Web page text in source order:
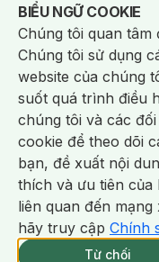
NowFree 2H
Chăm Sóc Cá Nhân
Chống Muỗi /Khẩu Trang /Máy
Sản Phẩm Chăm Sóc Khác /Bàn
Hỗ Trợ Trắng Răng/Kem Đánh
Tăm / Chỉ Nha Khoa/ Xịt Thơm
Khăn Ướt Vệ Sinh Vùng Kín/
Máy Cạo Râu
Vấn Đề Về Da
Da Dầu / Lỗ Chân Lông To/ Da
Da Nhạy Cảm / Kích Ứng
Da Xỉn
Quầng Thâm & Bọng Mắt /Sẹo /
Dụng Cụ / Phụ Kiện Chăm Sóc Da
Bông Tẩy Trang
Khăn Lau Mặt
Dụng Cụ Chăm Sóc Khác
BIỂU NGỮ COOKIE
Notice about cookies
Chúng tôi quan tâm
Chúng tôi sử dụng
website của chúng
suốt quá trình điều
chúng tôi và các
cookie để theo dõi
bạn, đề xuất nội
thích và ưu tiên của
liên quan đến
hãy truy cập Chính
Từ chối